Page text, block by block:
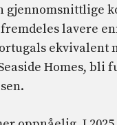
gjennomsnittlige
lavere
ekvivalent
Homes, bli